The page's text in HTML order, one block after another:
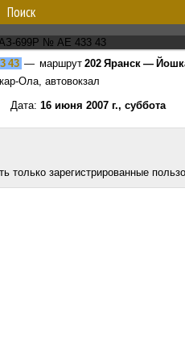
Поиск
43 — маршрут 202 Яранск —
Ола, автовокзал
16 июня 2007 г., суббота
только зарегистрированные